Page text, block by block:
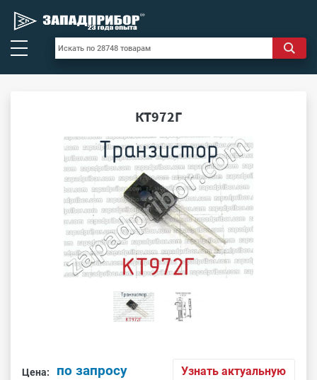
КТ972Г
Цена: по запросу
Узнать актуальную